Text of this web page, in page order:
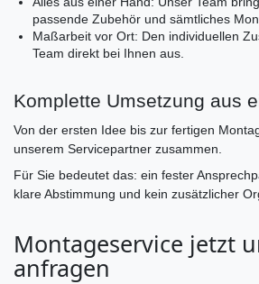
passende Zubehör und sämtliches
Maßarbeit vor Ort: Den individuellen
Team direkt bei Ihnen aus.
Komplette Umsetzung aus
Von der ersten Idee bis zur fertigen
unserem Servicepartner zusammen.
Für Sie bedeutet das: ein fester
klare Abstimmung und kein zusätzlicher
Montageservice jetzt
anfragen